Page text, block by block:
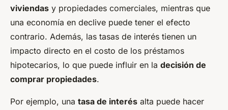
viviendas y propiedades comerciales, mientras que
una economía en declive puede tener el efecto
contrario. Además, las tasas de interés tienen un
impacto directo en el costo de los préstamos
hipotecarios, lo que puede influir en la decisión de
comprar propiedades.
Por ejemplo, una tasa de interés alta puede hacer